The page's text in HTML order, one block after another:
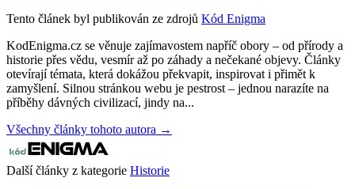
Tento článek byl publikován ze zdrojů Kód Enigma
KodEnigma.cz se věnuje zajímavostem napříč obory – od přírody a
historie přes vědu, vesmír až po záhady a nečekané objevy. Články
otevírají témata, která dokážou překvapit, inspirovat i přimět k
zamyšlení. Silnou stránkou webu je pestrost – jednou narazíte na
příběhy dávných civilizací, jindy na...
Všechny články tohoto autora →
Další články z kategorie Historie